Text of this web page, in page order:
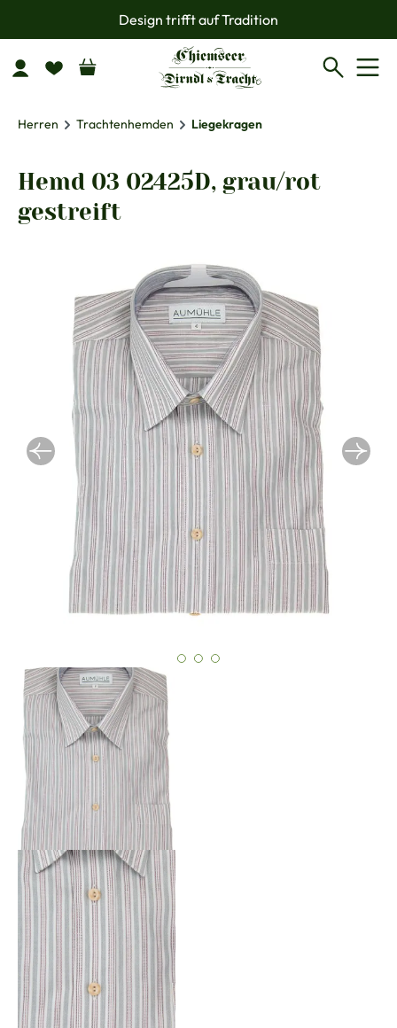
Zum Hauptinhalt springenDesign trifft auf Tradition
Herren Trachtenhemden Liegekragen
Hemd 03 02425D, grau/rot
gestreift